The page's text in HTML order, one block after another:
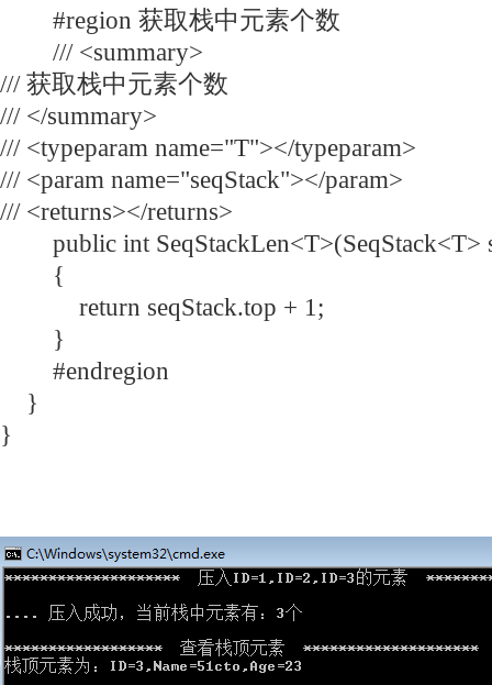
#region 获取栈中元素个数
/// <summary>
/// 获取栈中元素个数
/// </summary>
/// <typeparam name="T"></typeparam>
/// <param name="seqStack"></param>
/// <returns></returns>
public int SeqStackLen<T>(SeqStack<T>
{
return seqStack.top + 1;
}
#endregion
}
}